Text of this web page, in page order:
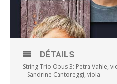
DÉTAILS
String Trio Opus 3: Petra Vahle,
– Sandrine Cantoreggi, viola